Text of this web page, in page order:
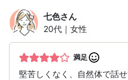
七色さん
20代｜女性
満足
堅苦しくなく、自然体で話せ